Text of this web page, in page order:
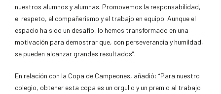
nuestros alumnos y alumnas. Promovemos la responsabilidad,
el respeto, el compañerismo y el trabajo en equipo. Aunque el
espacio ha sido un desafío, lo hemos transformado en una
motivación para demostrar que, con perseverancia y humildad,
se pueden alcanzar grandes resultados”.
En relación con la Copa de Campeones, añadió: “Para nuestro
colegio, obtener esta copa es un orgullo y un premio al trabajo